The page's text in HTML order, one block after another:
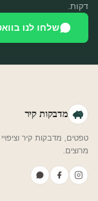
דקות.
שלחו לנו
מדבקות קיר
מרוצים.